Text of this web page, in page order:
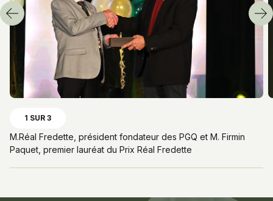
Précédent
1 SUR 3
M.Réal Fredette, président fondateur des PGQ et M. Firmin
Paquet, premier lauréat du Prix Réal Fredette